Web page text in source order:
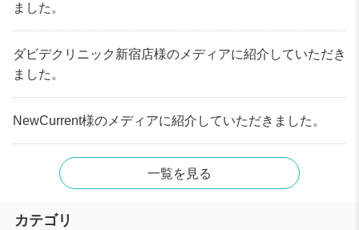
ました。
ダビデクリニック新宿店様のメディアに紹介していただき
ました。
NewCurrent様のメディアに紹介していただきました。
一覧を見る
カテゴリ